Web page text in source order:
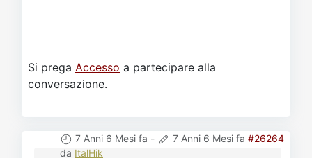
Si prega Accesso a partecipare alla
conversazione.
7 Anni 6 Mesi fa - 7 Anni 6 Mesi fa #26264
da ItalHik